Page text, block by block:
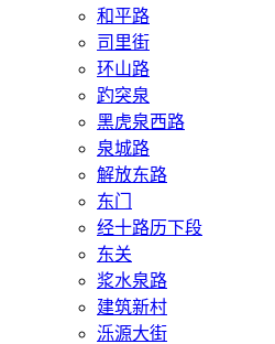
和平路
司里街
环山路
趵突泉
黑虎泉西路
泉城路
解放东路
东门
经十路历下段
东关
浆水泉路
建筑新村
泺源大街